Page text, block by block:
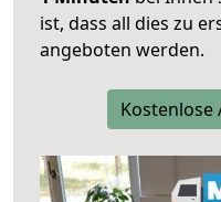
ist, dass all dies zu
angeboten werden.
Kostenlose